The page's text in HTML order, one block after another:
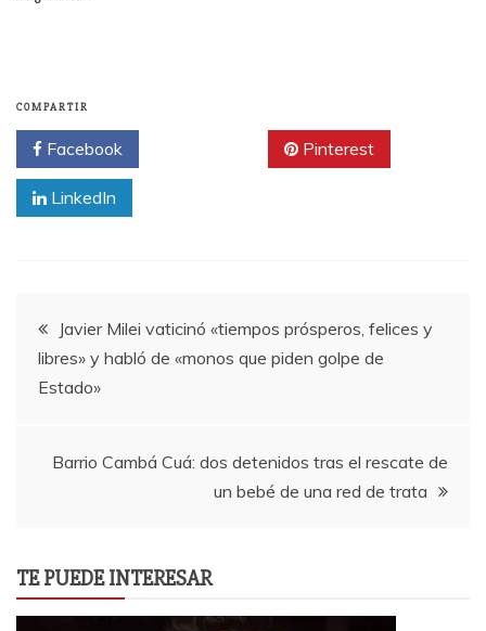
COMPARTIR
Facebook Pinterest
LinkedIn
Navegación
de
Javier Milei vaticinó «tiempos prósperos, felices y
libres» y habló de «monos que piden golpe de
Estado»
Barrio Cambá Cuá: dos detenidos tras el rescate de
un bebé de una red de trata
TE PUEDE INTERESAR